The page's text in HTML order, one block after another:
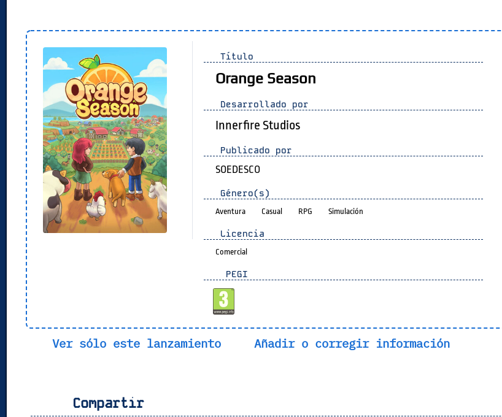
Título
Orange Season
Desarrollado por
Innerfire Studios
Publicado por
SOEDESCO
Género(s)
Aventura Casual RPG Simulación
Licencia
Comercial
PEGI
Ver sólo este lanzamiento Añadir o corregir información
Compartir